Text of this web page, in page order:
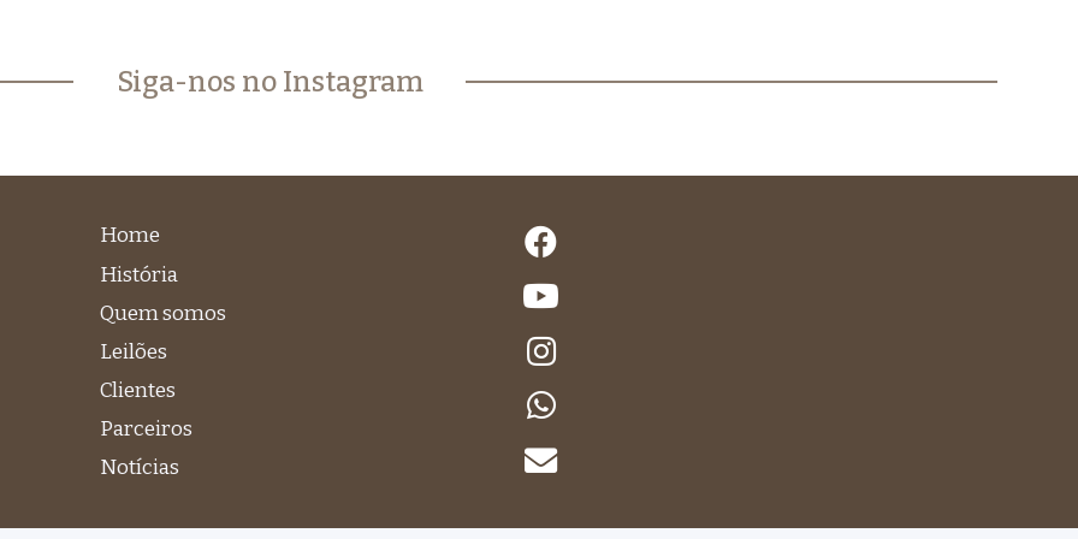
Siga-nos no Instagram
Home
História
Quem somos
Leilões
Clientes
Parceiros
Notícias